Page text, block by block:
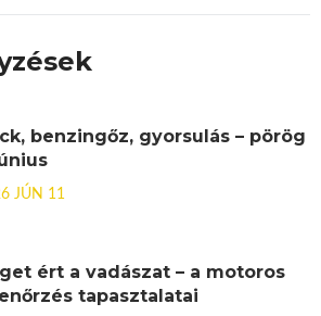
benzingőz, gyorsulás – pörög
JÚN 11
ért a vadászat – a motoros
tapasztalatai